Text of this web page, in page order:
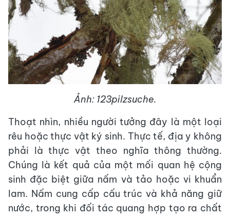
Ảnh: 123pilzsuche.
Thoạt nhìn, nhiều người tưởng đây là một loại
rêu hoặc thực vật ký sinh. Thực tế, địa y không
phải là thực vật theo nghĩa thông thường.
Chúng là kết quả của một mối quan hệ cộng
sinh đặc biệt giữa nấm và tảo hoặc vi khuẩn
lam. Nấm cung cấp cấu trúc và khả năng giữ
nước, trong khi đối tác quang hợp tạo ra chất